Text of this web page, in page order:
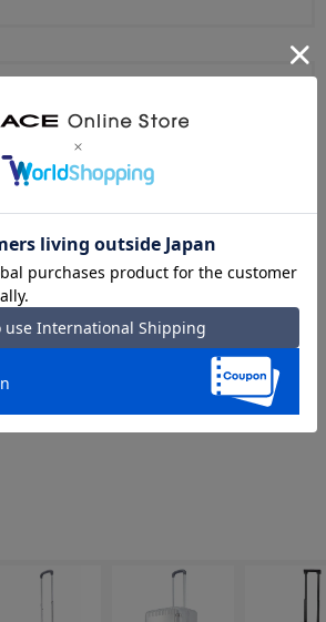
の移動を旅と捉え、その移動を快適
を提供する。」をコンセプトに、トラ
、ビジネスまで幅広いアイテムを扱う
ランドです。